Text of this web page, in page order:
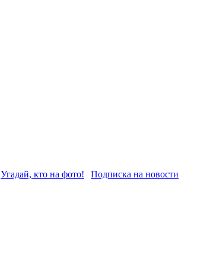
Угадай, кто на фото! Подписка на новости